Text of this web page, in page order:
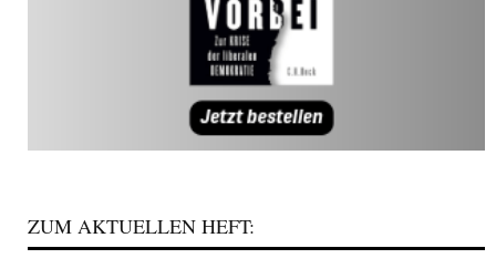
ZUM AKTUELLEN HEFT: